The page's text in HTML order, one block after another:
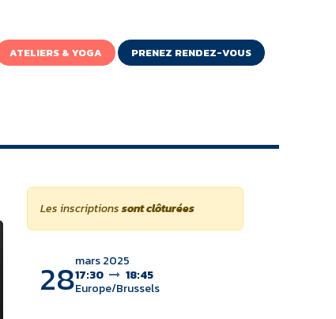
ATELIERS & YOGA PRENEZ RENDEZ-VOUS
Les inscriptionssont clôturées
28mars 2025
17:30
18:45
Europe/Brussels